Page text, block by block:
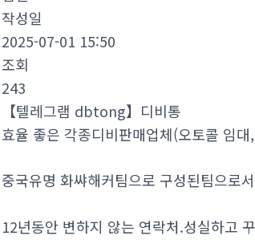
작성일
2025-07-01 15:50
조회
243
【텔레그램 dbtong】디비통
효율 좋은 각종디비판매업체(오토콜 임
중국유명 화쌰해커팀으로 구성된팀으로서
12년동안 변하지 않는 연락처.성실하고